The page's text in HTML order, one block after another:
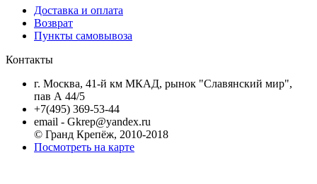
Доставка и оплата
Возврат
Пункты самовывоза
Контакты
г. Москва, 41-й км МКАД, рынок "Славянский мир",
пав А 44/5
+7(495) 369-53-44
email - Gkrep@yandex.ru
© Гранд Крепёж, 2010-2018
Посмотреть на карте